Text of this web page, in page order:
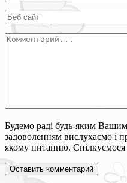
Будемо раді будь-яким
задоволенням вислухаємо і
якому питанню. Спілкуємося